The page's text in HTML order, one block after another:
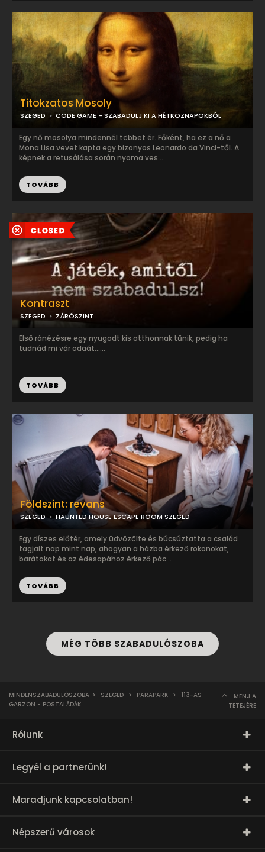
Titokzatos Mosoly
SZEGED CODE GAME - SZABADULJ KI A HÉTKÖZNAPOKBÓL
Egy nő mosolya mindennél többet ér. Főként, ha ez a nő a
Mona Lisa vevet kapta egy bizonyos Leonardo da Vinci-től. A
képnek a retusálása során nyoma ves...
TOVÁBB
Kontraszt
SZEGED ZÁRÓSZINT
Első ránézésre egy nyugodt kis otthonnak tűnik, pedig ha
tudnád mi vár odaát......
TOVÁBB
Földszint: revans
SZEGED HAUNTED HOUSE ESCAPE ROOM SZEGED
Egy díszes előtér, amely üdvözölte és búcsúztatta a család
tagjait nap mint nap, ahogyan a házba érkező rokonokat,
barátokat és az édesapához érkező pác...
TOVÁBB
MÉG TÖBB SZABADULÓSZOBA
MINDENSZABADULÓSZOBA > SZEGED > PARAPARK >
113-AS
GARZON - POSTALÁDÁK
MENJ A
TETEJÉRE
Rólunk
Legyél a partnerünk!
Maradjunk kapcsolatban!
Népszerű városok